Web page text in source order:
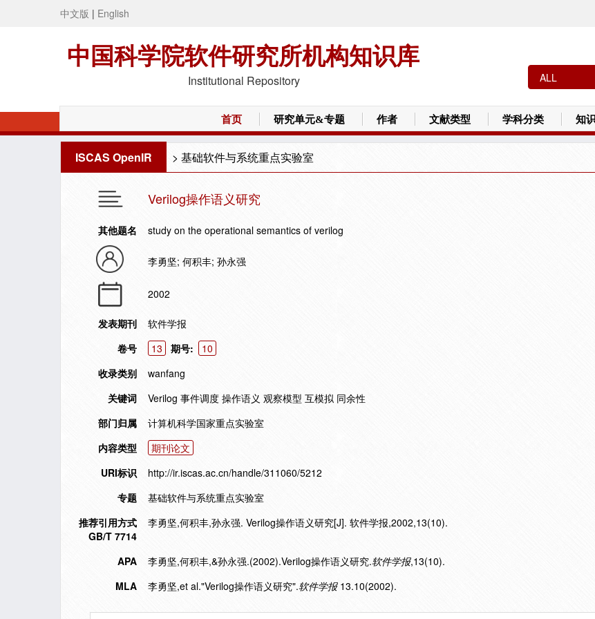
中文版 | English
中国科学院软件研究所机构知识库
Institutional Repository
首页 研究单元&专题 作者 文献类型 学科分类 知
ISCAS OpenIR > 基础软件与系统重点实验室
Verilog操作语义研究
其他题名 study on the operational semantics of verilog
李勇坚; 何积丰; 孙永强
2002
发表期刊
软件学报
卷号
13 期号:
10
收录类别
wanfang
关键词
Verilog 事件调度 操作语义 观察模型 互模拟 同余性
部门归属
计算机科学国家重点实验室
内容类型
期刊论文
URI标识
http://ir.iscas.ac.cn/handle/311060/5212
专题
基础软件与系统重点实验室
推荐引用方式
GB/T 7714
李勇坚,何积丰,孙永强. Verilog操作语义研究[J]. 软件学报,2002,13(10).
APA 李勇坚,何积丰,&孙永强.(2002).Verilog操作语义研究.软件学报,13(10).
MLA
李勇坚,et al."Verilog操作语义研究".软件学报13.10(2002).